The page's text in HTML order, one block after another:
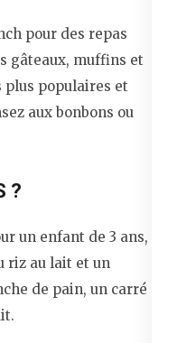
pour des repas
gâteaux, muffins et
plus populaires et
aux bonbons ou
?
un enfant de 3 ans,
riz au lait et un
de pain, un carré